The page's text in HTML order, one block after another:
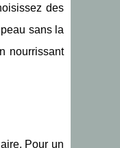
des
sans la
nourrissant
Pour un